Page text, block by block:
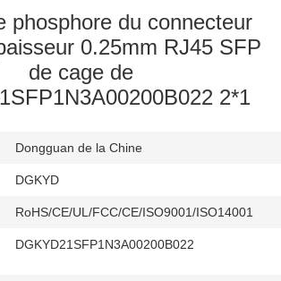
phosphore du connecteur
0.25mm RJ45 SFP
de cage de
2*1
Dongguan de la Chine
DGKYD
RoHS/CE/UL/FCC/CE/ISO9001/ISO14001
DGKYD21SFP1N3A00200B022